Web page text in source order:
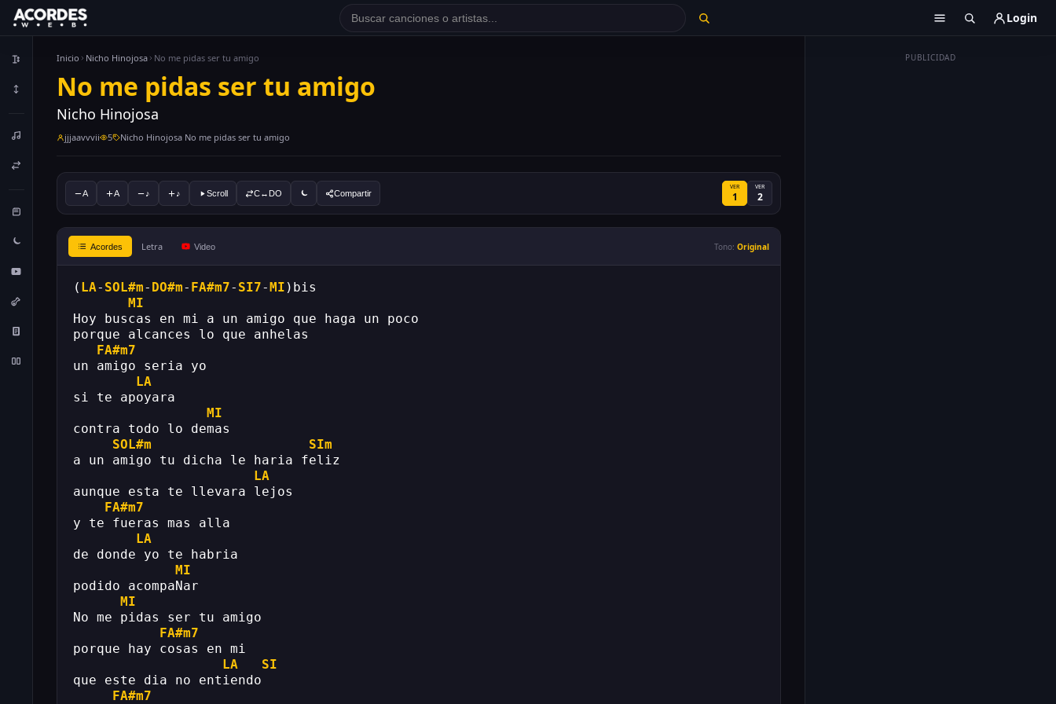
Login
PUBLICIDAD
Inicio Nicho Hinojosa No me pidas ser tu amigo
No me pidas ser tu amigo
Nicho Hinojosa
jjjaavvvii 5 Nicho Hinojosa No me pidas ser tu amigo
A A ♪ ♪ Scroll C↔DO Compartir
VER
1
VER
2
Acordes Letra Video Tono: Original
( LA- SOL#m- DO#m- FA#m7- SI7-MI )bis
MI
Hoy buscas en mi a un amigo que haga un poco
porque alcances lo que anhelas
FA#m7
un amigo seria yo
LA
si te apoyara
MI
contra todo lo demas
SOL#m
SIm
a un amigo tu dicha le haria feliz
LA
aunque esta te llevara lejos
FA#m7
y te fueras mas alla
LA
de donde yo te habria
MI
podido acompaNar
MI
No me pidas ser tu amigo
FA#m7
porque hay cosas en mi
LA
SI
que este dia no entiendo
FA#m7